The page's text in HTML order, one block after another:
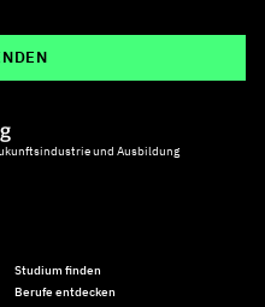
und Ausbildung
Studium finden
Berufe entdecken